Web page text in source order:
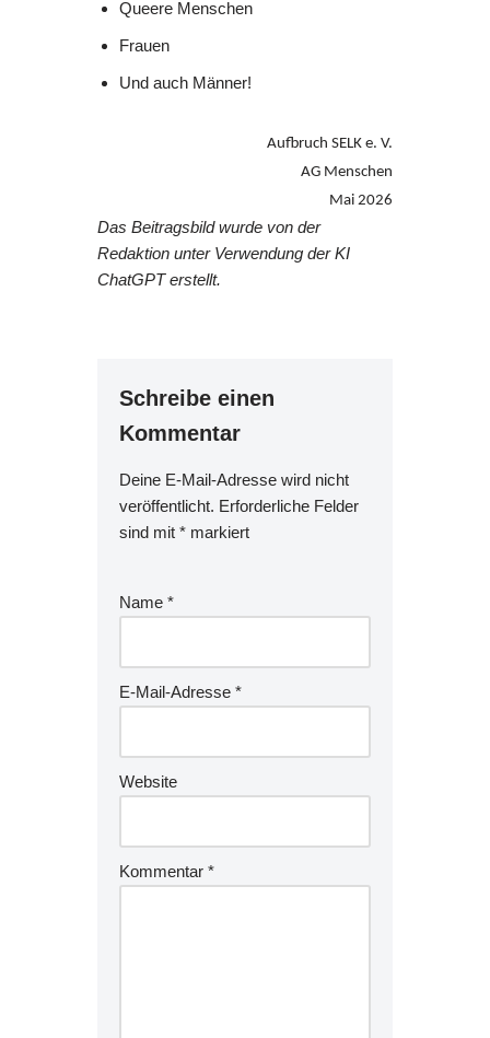
Queere Menschen
Frauen
Und auch Männer!
Aufbruch SELK e. V.
AG Menschen
Mai 2026
Das Beitragsbild wurde von der
Redaktion unter Verwendung der KI
ChatGPT erstellt.
Schreibe einen
Kommentar
Deine E-Mail-Adresse wird nicht
veröffentlicht. Erforderliche Felder
sind mit * markiert
Name *
E-Mail-Adresse *
Website
Kommentar *